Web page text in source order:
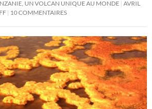
UN VOLCAN UNIQUE AU MONDE AVRIL
10 COMMENTAIRES